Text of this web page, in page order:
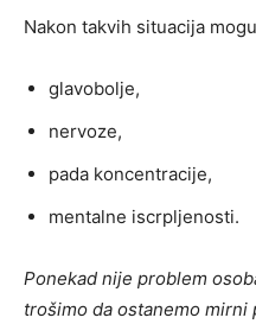
Nakon takvih situacija
glavobolje,
nervoze,
pada koncentracije,
mentalne iscrpljenosti.
Ponekad nije problem
trošimo da ostanemo mirni